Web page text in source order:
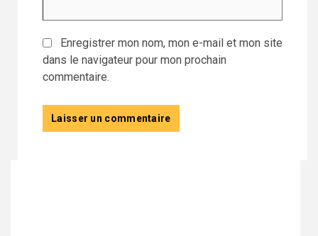
Enregistrer mon nom, mon e-mail et mon site
dans le navigateur pour mon prochain
commentaire.